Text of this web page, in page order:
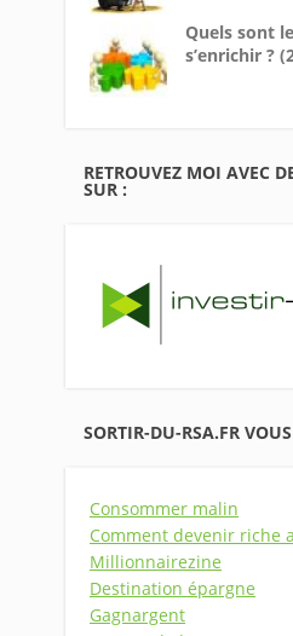
Quels sont
s’enrichir ?
RETROUVEZ MOI AVEC
SUR :
SORTIR-DU-RSA.FR
Consommer malin
Comment devenir riche
Millionnairezine
Destination épargne
Gagnargent